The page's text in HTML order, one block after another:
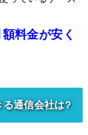
料金が安く
る通信会社は?